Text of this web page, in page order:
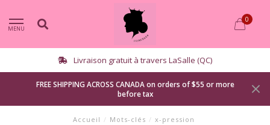
MENU
0
Livraison gratuit à travers LaSalle (QC)
FREE SHIPPING ACROSS CANADA on orders of $55 or more
before tax
Accueil / Mots-clés / x-pression